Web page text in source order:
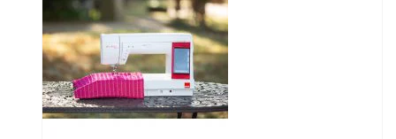
486,06 €
hasta
510,06 €